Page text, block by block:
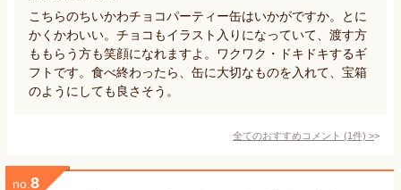
こちらのちいかわチョコパーティー缶はいかがですか。とに
かくかわいい。チョコもイラスト入りになっていて、渡す方
ももらう方も笑顔になれますよ。ワクワク・ドキドキするギ
フトです。食べ終わったら、缶に大切なものを入れて、宝箱
のようにしても良さそう。
全てのおすすめコメント (1件) >
no. 8